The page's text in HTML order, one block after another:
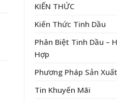
KIẾN THỨC
Kiến Thức Tinh Dầu
Phân Biệt Tinh Dầu –
Hợp
Phương Pháp Sản
Tin Khuyến Mãi